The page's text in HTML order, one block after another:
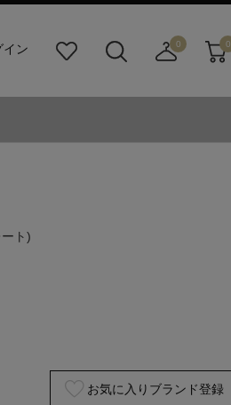
イン
り
ダ
0
寄
0
ト)
お気に入りブランド登録